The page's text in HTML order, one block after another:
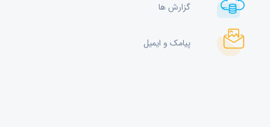
گزارش ها
پیامک و ایمیل